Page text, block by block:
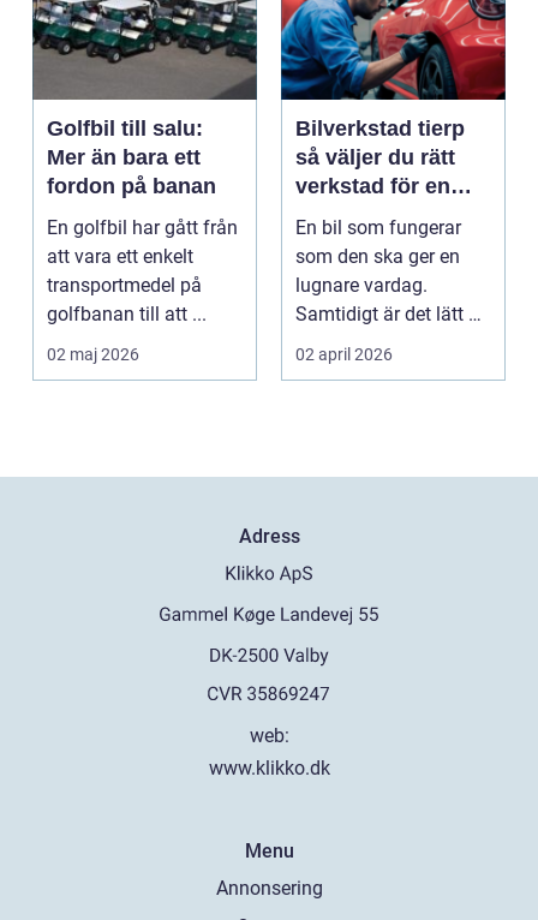
Golfbil till salu:
Mer än bara ett
fordon på banan
En golfbil har gått från
att vara ett enkelt
transportmedel på
golfbanan till att ...
02 maj 2026
Bilverkstad tierp
så väljer du rätt
verkstad för en
tryggare bilvardag
En bil som fungerar
som den ska ger en
lugnare vardag.
Samtidigt är det lätt att
skjuta upp service ...
02 april 2026
Adress
web:
www.klikko.dk
Menu
Annonsering